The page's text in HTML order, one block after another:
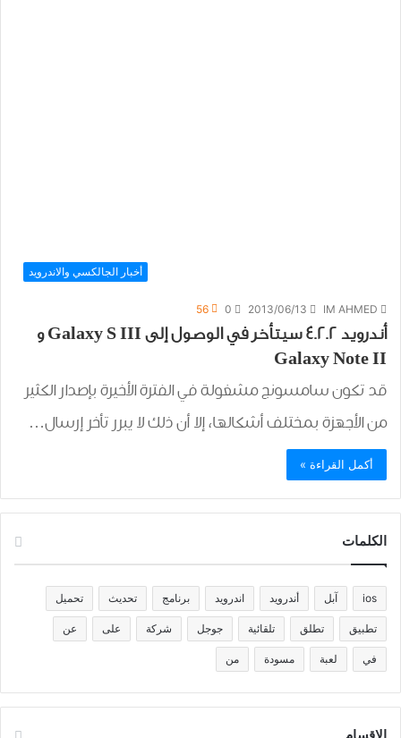
أخبار الجالكسي والاندرويد
IM AHMED
2013/06/13
0
56
أندرويد 4.2.2 سيتأخر في الوصول إلى Galaxy S III و
Galaxy Note II
قد تكون سامسونج مشغولة في الفترة الأخيرة بإصدار الكثير
من الأجهزة بمختلف أشكالها، إلا أن ذلك لا يبرر تأخر إرسال…
أكمل القراءة »
الكلمات
ios آبل أندرويد اندرويد برنامج تحديث تحميل
تطبيق تطلق تلقائية جوجل شركة على عن
في لعبة مسودة من